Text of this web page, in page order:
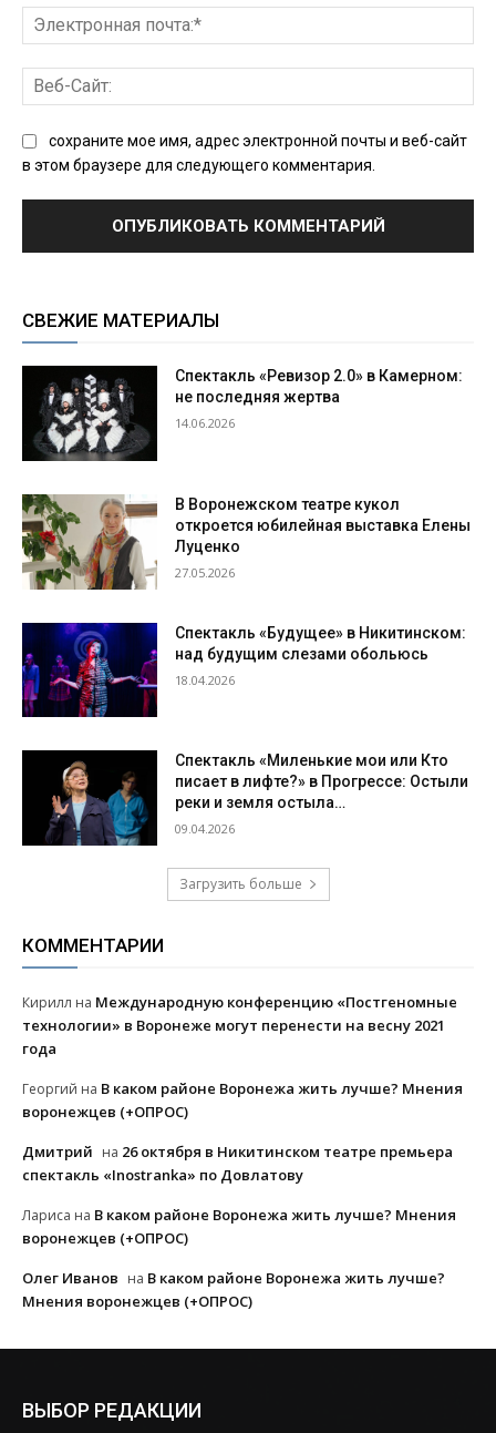
сохраните мое имя, адрес электронной почты и веб-сайт
в этом браузере для следующего комментария.
СВЕЖИЕ МАТЕРИАЛЫ
Спектакль «Ревизор 2.0» в Камерном:
не последняя жертва
14.06.2026
В Воронежском театре кукол
откроется юбилейная выставка Елены
Луценко
27.05.2026
Спектакль «Будущее» в Никитинском:
над будущим слезами обольюсь
18.04.2026
Спектакль «Миленькие мои или Кто
писает в лифте?» в Прогрессе: Остыли
реки и земля остыла…
09.04.2026
Загрузить больше
КОММЕНТАРИИ
Кирилл на Международную конференцию «Постгеномные
технологии» в Воронеже могут перенести на весну 2021
года
Георгий на В каком районе Воронежа жить лучше? Мнения
воронежцев (+ОПРОС)
Дмитрий на 26 октября в Никитинском театре премьера
спектакль «Inostranka» по Довлатову
Лариса на В каком районе Воронежа жить лучше? Мнения
воронежцев (+ОПРОС)
Олег Иванов на В каком районе Воронежа жить лучше?
Мнения воронежцев (+ОПРОС)
ВЫБОР РЕДАКЦИИ